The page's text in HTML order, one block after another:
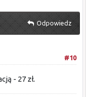
Odpowiedz
#10
- 27 zł.